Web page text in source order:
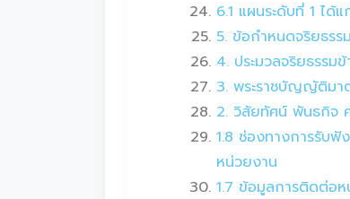
6.1 แผนระดับที่ 1 ได้
5. ข้อกำหนดจริยธร
4. ประมวลจริยธรรม
3. พระราชบัญญัติมา
2. วิสัยทัศน์ พันธกิจ
1.8 ช่องทางการรับฟั
หน่วยงาน
1.7 ข้อมูลการติดต่อ